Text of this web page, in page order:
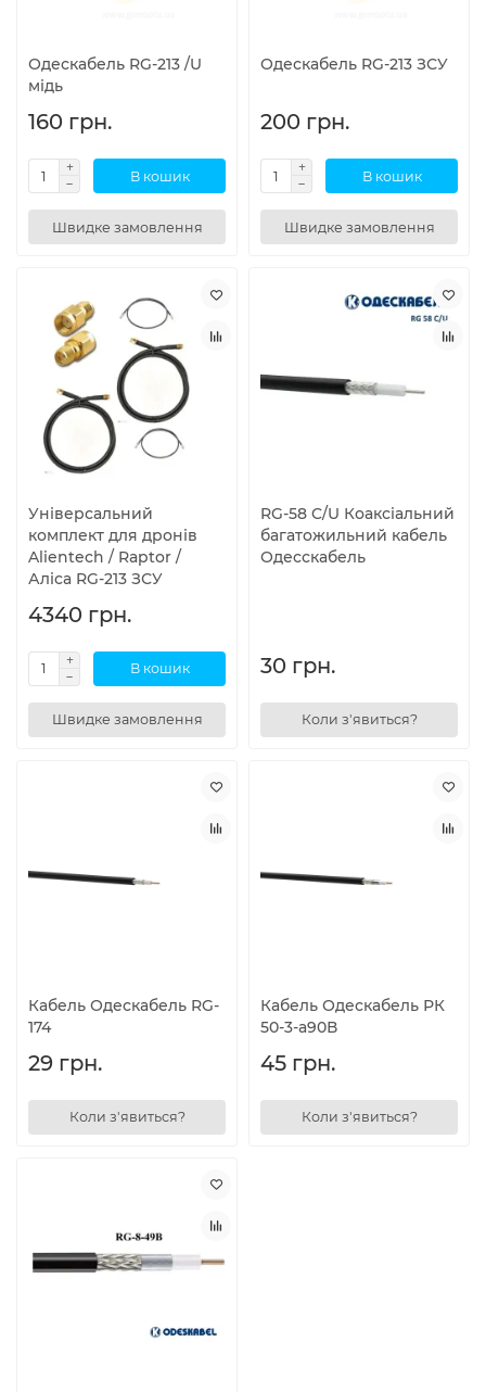
Одескабель RG-213 /U
мідь
160 грн.
В кошик
Швидке замовлення
Одескабель RG-213 ЗСУ
200 грн.
В кошик
Швидке замовлення
Універсальний
комплект для дронів
Alientech / Raptor /
Аліса RG-213 ЗСУ
4340 грн.
В кошик
Швидке замовлення
RG-58 C/U Коаксіальний
багатожильний кабель
Одесскабель
30 грн.
Коли з'явиться?
Кабель Одескабель RG-
174
29 грн.
Коли з'явиться?
Кабель Одескабель РК
50-3-а90В
45 грн.
Коли з'явиться?